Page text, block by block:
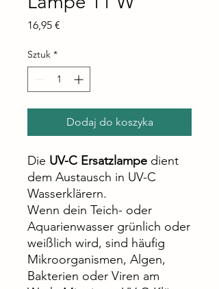
16,95 €
Sztuk *
Dodaj do koszyka
Die UV-C Ersatzlampe dient
dem Austausch in UV-C
Wasserklärern.
Wenn dein Teich- oder
Aquarienwasser grünlich oder
weißlich wird, sind häufig
Mikroorganismen, Algen,
Bakterien oder Viren am